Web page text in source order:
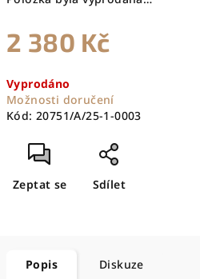
2 380 Kč
cena:
Vyprodáno
Možnosti doručení
Kód: 20751/A/25-1-0003
Zeptat se Sdílet
Popis Diskuze